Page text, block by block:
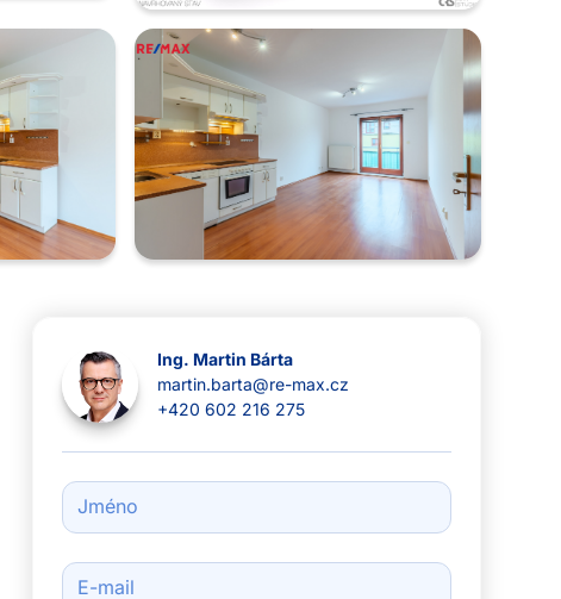
Ing. Martin Bárta
martin.barta@re-max.cz
+420 602 216 275